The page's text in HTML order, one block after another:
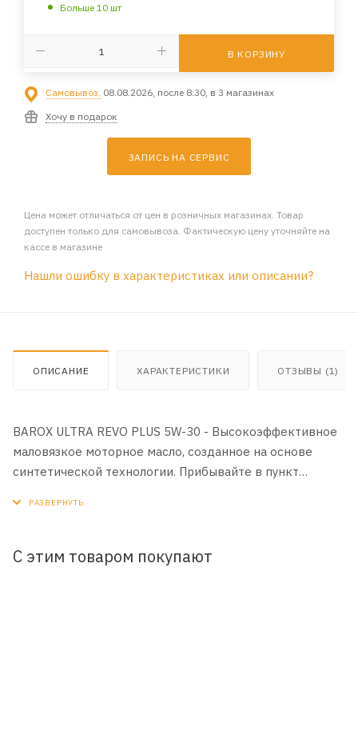
Больше 10 шт
В КОРЗИНУ
Самовывоз: 08.08.2026, после 8:30, в 3 магазинах
Хочу в подарок
ЗАПИСЬ НА СЕРВИС
Цена может отличаться от цен в розничных магазинах. Товар
доступен только для самовывоза. Фактическую цену уточняйте на
кассе в магазине
Нашли ошибку в характеристиках или описании?
ОПИСАНИЕ ХАРАКТЕРИСТИКИ ОТЗЫВЫ (1)
BAROX ULTRA REVO PLUS 5W-30 - Высокоэффективное
маловязкое моторное масло, созданное на основе
синтетической технологии. Прибывайте в пункт
испытаниям, предъявляемые известными
С этим товаром покупают